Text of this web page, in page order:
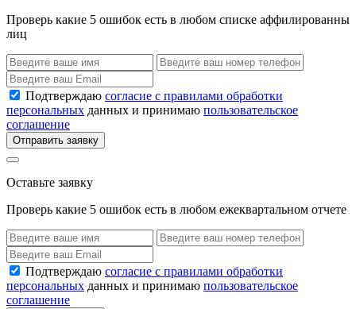
Проверь какие 5 ошибок есть в любом списке аффилированны
лиц
Подтверждаю согласие с правилами обработки
персональных данных и принимаю пользовательское
соглашение
Отправить заявку
Оставьте заявку
Проверь какие 5 ошибок есть в любом ежеквартальном отчете
Подтверждаю согласие с правилами обработки
персональных данных и принимаю пользовательское
соглашение